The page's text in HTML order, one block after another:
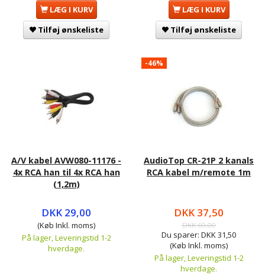
LÆG I KURV
Tilføj ønskeliste
LÆG I KURV
Tilføj ønskeliste
A/V kabel AVW080-11176 -
4x RCA han til 4x RCA han
(1,2m)
DKK 29,00
(Køb Inkl. moms)
På lager, Leveringstid 1-2
hverdage.
-46%
AudioTop CR-21P 2 kanals
RCA kabel m/remote 1m
DKK 37,50
DKK 69,00
Du sparer: DKK 31,50
(Køb Inkl. moms)
På lager, Leveringstid 1-2
hverdage.